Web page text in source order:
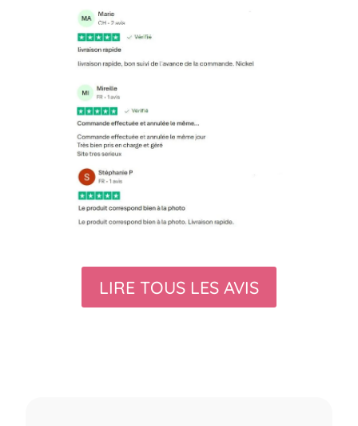
LIRE TOUS LES AVIS